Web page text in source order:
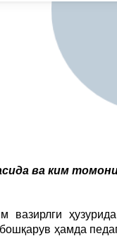
ва ким
ҳамда